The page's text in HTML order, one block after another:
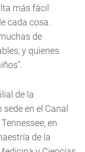
más fácil
cada cosa.
de
y quienes
de la
sede en el Canal
en
de la